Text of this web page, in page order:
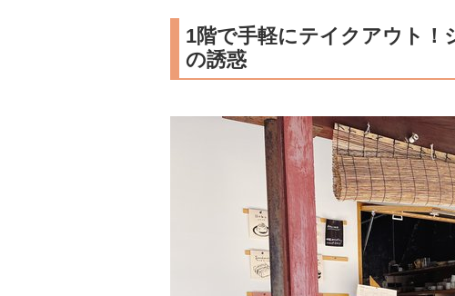
1階で手軽にテイクアウト！
の誘惑